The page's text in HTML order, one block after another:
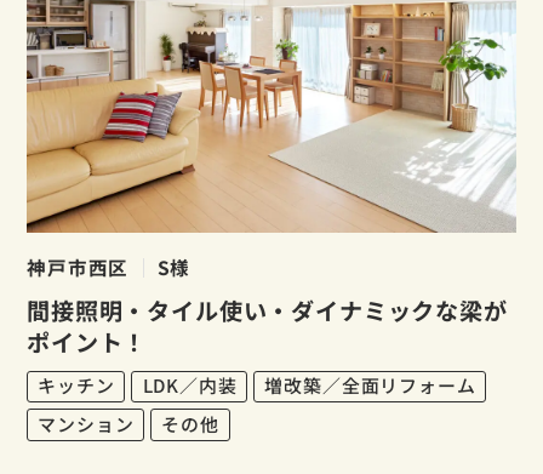
神戸市西区 S様
間接照明・タイル使い・ダイナミックな梁が
ポイント！
キッチン LDK／内装
増改築／全面リフォーム
マンション
その他